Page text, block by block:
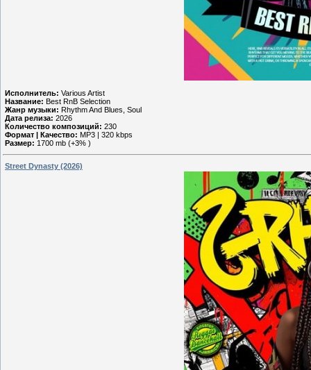
Исполнитель: Various Artist
Название: Best RnB Selection
Жанр музыки: Rhythm And Blues, Soul
Дата релиза: 2026
Количество композиций: 230
Формат | Качество: MP3 | 320 kbps
Размер: 1700 mb (+3% )
Street Dynasty (2026)